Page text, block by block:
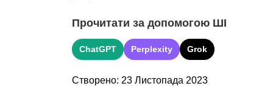
Прочитати за допомогою ШІ
ChatGPT Perplexity Grok
Створено: 23 Листопада 2023